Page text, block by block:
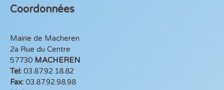
Coordonnées
Mairie de Macheren
2a Rue du Centre
57730 MACHEREN
Tel: 03.87.92.18.82
Fax: 03.87.92.98.98